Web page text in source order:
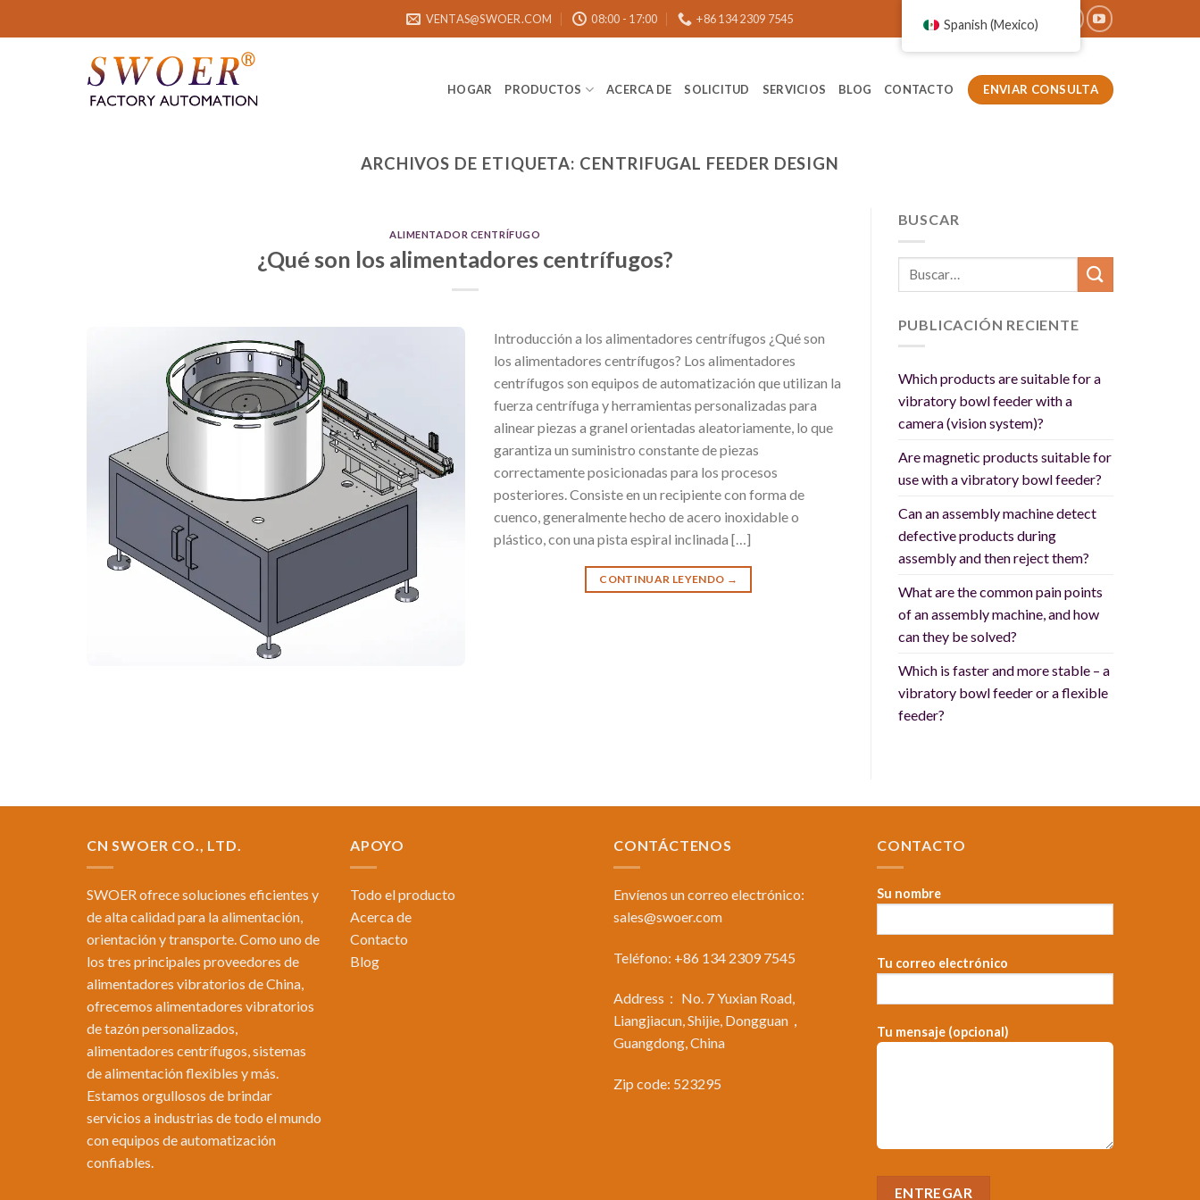
VENTAS@SWOER.COM 08:00 - 17:00 +86 134 2309 7545
HOGAR PRODUCTOS ACERCA DE SOLICITUD SERVICIOS BLOG CONTACTO ENVIAR CONSULTA
ARCHIVOS DE ETIQUETA: CENTRIFUGAL FEEDER DESIGN
ALIMENTADOR CENTRÍFUGO
¿Qué son los alimentadores centrífugos?
Introducción a los alimentadores centrífugos ¿Qué son
los alimentadores centrífugos? Los alimentadores
centrífugos son equipos de automatización que utilizan la
fuerza centrífuga y herramientas personalizadas para
alinear piezas a granel orientadas aleatoriamente, lo que
garantiza un suministro constante de piezas
correctamente posicionadas para los procesos
posteriores. Consiste en un recipiente con forma de
cuenco, generalmente hecho de acero inoxidable o
plástico, con una pista espiral inclinada […]
CONTINUAR LEYENDO →
BUSCAR
PUBLICACIÓN RECIENTE
Which products are suitable for a
vibratory bowl feeder with a
camera (vision system)?
Are magnetic products suitable for
use with a vibratory bowl feeder?
Can an assembly machine detect
defective products during
assembly and then reject them?
What are the common pain points
of an assembly machine, and how
can they be solved?
Which is faster and more stable – a
vibratory bowl feeder or a flexible
feeder?
CN SWOER CO., LTD.
SWOER ofrece soluciones eficientes y
de alta calidad para la alimentación,
orientación y transporte. Como uno de
los tres principales proveedores de
alimentadores vibratorios de China,
ofrecemos alimentadores vibratorios
de tazón personalizados,
alimentadores centrífugos, sistemas
de alimentación flexibles y más.
Estamos orgullosos de brindar
servicios a industrias de todo el mundo
con equipos de automatización
confiables.
APOYO
Todo el producto
Acerca de
Contacto
Blog
CONTÁCTENOS
Envíenos un correo electrónico:
sales@swoer.com
Teléfono: +86 134 2309 7545
Address： No. 7 Yuxian Road,
Liangjiacun, Shijie, Dongguan，
Guangdong, China
Zip code: 523295
CONTACTO
Su nombre
Tu correo electrónico
Tu mensaje (opcional)
Spanish (Mexico)